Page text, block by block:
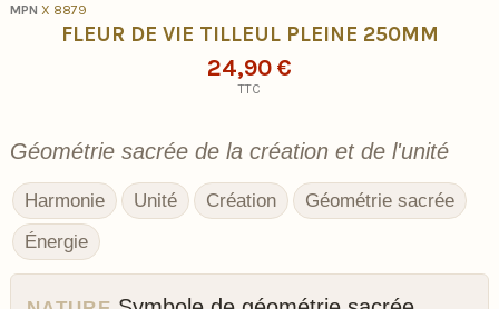
MPN X 8879
FLEUR DE VIE TILLEUL PLEINE 250MM
24,90 €
TTC
Géométrie sacrée de la création et de l'unité
Harmonie Unité Création
Géométrie sacrée
Énergie